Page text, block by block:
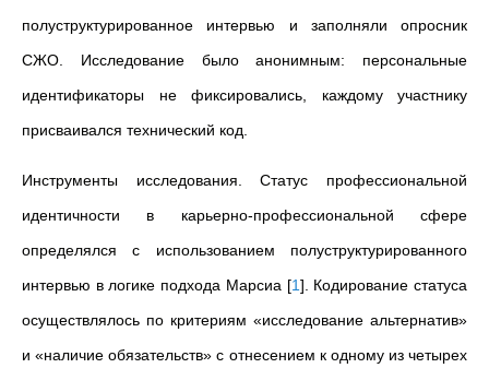
полуструктурированное интервью и заполняли опросник
СЖО. Исследование было анонимным: персональные
идентификаторы не фиксировались, каждому участнику
присваивался технический код.
Инструменты исследования. Статус профессиональной
идентичности в карьерно-профессиональной сфере
определялся с использованием полуструктурированного
интервью в логике подхода Марсиа [1] . Кодирование статуса
осуществлялось по критериям «исследование альтернатив»
и «наличие обязательств» с отнесением к одному из четырех